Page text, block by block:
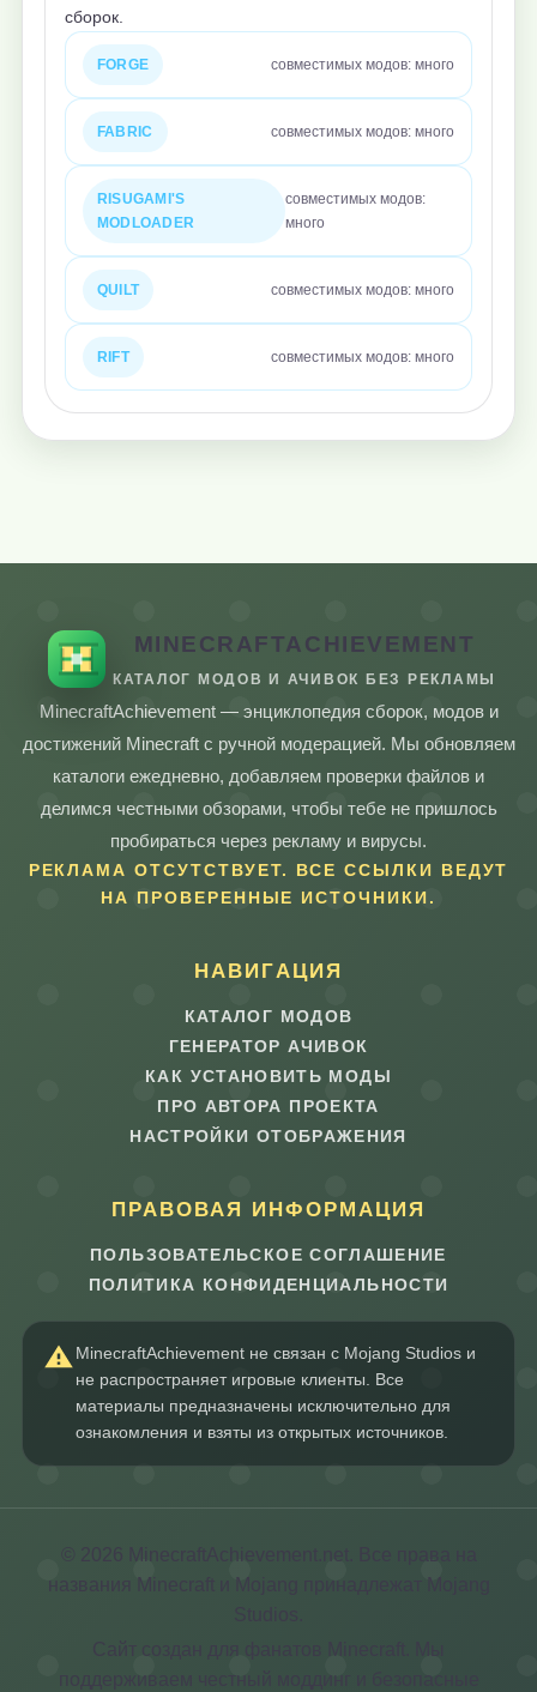
сборок.
FORGE совместимых модов: много
FABRIC совместимых модов: много
RISUGAMI'S
MODLOADER
совместимых модов:
много
QUILT совместимых модов: много
RIFT совместимых модов: много
MINECRAFTACHIEVEMENT
КАТАЛОГ МОДОВ И АЧИВОК БЕЗ РЕКЛАМЫ
MinecraftAchievement — энциклопедия сборок, модов и
достижений Minecraft с ручной модерацией. Мы обновляем
каталоги ежедневно, добавляем проверки файлов и
делимся честными обзорами, чтобы тебе не пришлось
пробираться через рекламу и вирусы.
РЕКЛАМА ОТСУТСТВУЕТ. ВСЕ ССЫЛКИ ВЕДУТ
НА ПРОВЕРЕННЫЕ ИСТОЧНИКИ.
НАВИГАЦИЯ
КАТАЛОГ МОДОВ
ГЕНЕРАТОР АЧИВОК
КАК УСТАНОВИТЬ МОДЫ
ПРО АВТОРА ПРОЕКТА
НАСТРОЙКИ ОТОБРАЖЕНИЯ
ПРАВОВАЯ ИНФОРМАЦИЯ
ПОЛЬЗОВАТЕЛЬСКОЕ СОГЛАШЕНИЕ
ПОЛИТИКА КОНФИДЕНЦИАЛЬНОСТИ
MinecraftAchievement не связан с Mojang Studios и
не распространяет игровые клиенты. Все
материалы предназначены исключительно для
ознакомления и взяты из открытых источников.
© 2026 MinecraftAchievement.net. Все права на
названия Minecraft и Mojang принадлежат Mojang
Сайт создан для фанатов Minecraft. Мы
поддерживаем честный моддинг и безопасные